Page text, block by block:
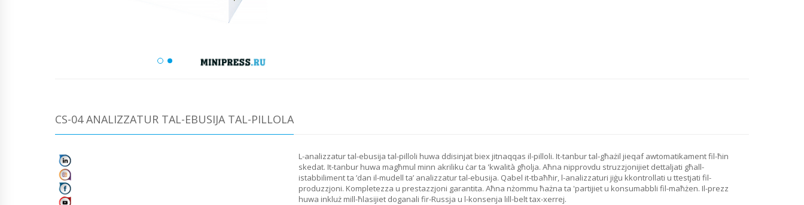
CS-04 ANALIZZATUR TAL-EBUSIJA TAL-PILLOLA
L-analizzatur tal-ebusija tal-pilloli huwa ddisinjat biex jitnaqqas il-pilloli. It-tanbur tal-għażil jieqaf awtomatikament fil-ħin
skedat. It-tanbur huwa magħmul minn akriliku ċar ta 'kwalità għolja. Aħna nipprovdu struzzjonijiet dettaljati għall-
istabbiliment ta ’dan il-mudell ta’ analizzatur tal-ebusija. Qabel it-tbaħħir, l-analizzaturi jiġu kkontrollati u ttestjati fil-
produzzjoni. Kompletezza u prestazzjoni garantita. Aħna nżommu ħażna ta 'partijiet u konsumabbli fil-maħżen. Il-prezz
huwa inkluż mill-ħlasijiet doganali fir-Russja u l-konsenja lill-belt tax-xerrej.